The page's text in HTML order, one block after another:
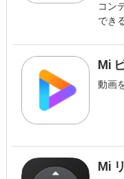
コン
でき
Mi
動画
Mi